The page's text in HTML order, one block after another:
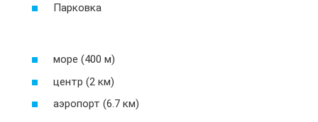
Парковка
море (400 м)
центр (2 км)
аэропорт (6.7 км)